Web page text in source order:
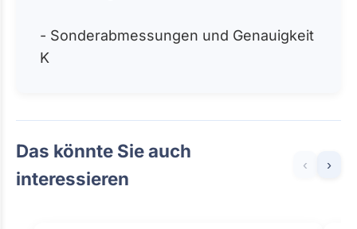
- Sonderabmessungen und Genauigkeit
K
Das könnte Sie auch
interessieren
‹ ›